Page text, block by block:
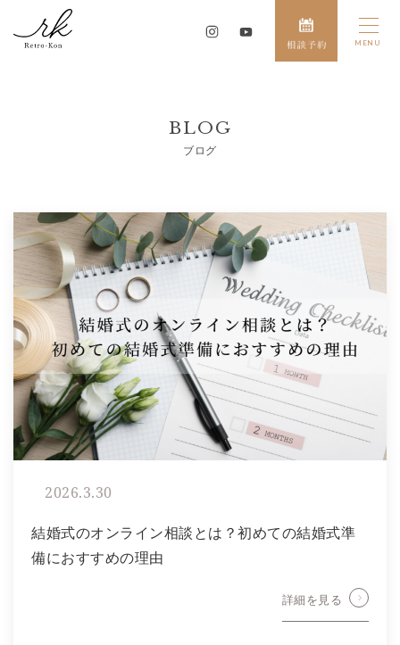
BLOG
ブログ
2026.3.30
結婚式のオンライン相談とは？初めての結婚式準
備におすすめの理由
詳細を見る